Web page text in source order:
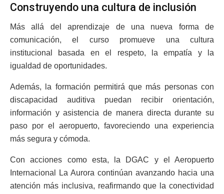
Construyendo una cultura de inclusión
Más allá del aprendizaje de una nueva forma de
comunicación, el curso promueve una cultura
institucional basada en el respeto, la empatía y la
igualdad de oportunidades.
Además, la formación permitirá que más personas con
discapacidad auditiva puedan recibir orientación,
información y asistencia de manera directa durante su
paso por el aeropuerto, favoreciendo una experiencia
más segura y cómoda.
Con acciones como esta, la DGAC y el Aeropuerto
Internacional La Aurora continúan avanzando hacia una
atención más inclusiva, reafirmando que la conectividad